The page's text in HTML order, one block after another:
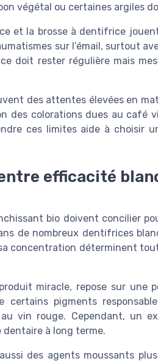
végétal ou certaines argiles
et la brosse à dentifrice
sur l’émail, surtout
doit rester régulière mais
des attentes élevées en
des colorations dues au café
ces limites aide à choisir
efficacité
bio doivent concilier
de nombreux dentifrices
concentration déterminent
miracle, repose sur une
pigments
vin rouge. Cependant, un
à long terme.
des agents moussants